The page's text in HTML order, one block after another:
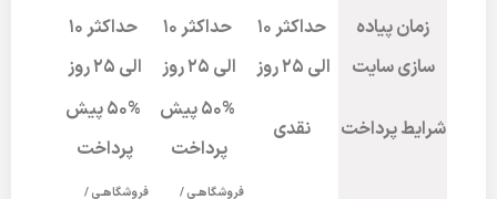
زمان پیاده
سازی سایت
حداکثر 10
الی 25 روز
حداکثر 10
الی 25 روز
حداکثر 10
الی 25 روز
شرایط پرداخت نقدی
50% پیش
پرداخت
50% پیش
پرداخت
فروشگاهـی / فروشگاهـی /